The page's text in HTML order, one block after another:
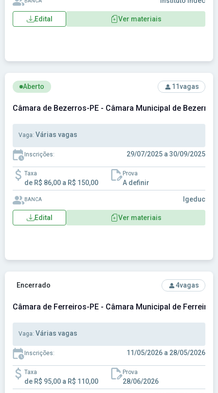
Edital Ver materiais
Ver concurso: Câmara de Bezerros-PE - Câmara Municipal
Aberto 11vagas
Câmara de Bezerros-PE - Câmara Municipal de
Vaga: Várias vagas
Inscrições: 29/07/2025 a 30/09/2025
Taxa
de R$ 86,00 a R$ 150,00
Prova
A definir
BANCA Igeduc
Edital Ver materiais
Ver concurso: Câmara de Ferreiros-PE - Câmara Municipal
Encerrado 4vagas
Câmara de Ferreiros-PE - Câmara Municipal de
Vaga: Várias vagas
Inscrições: 11/05/2026 a 28/05/2026
Taxa
de R$ 95,00 a R$ 110,00
Prova
28/06/2026